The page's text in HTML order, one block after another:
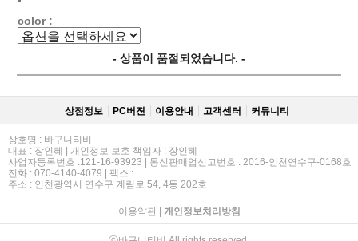
color :
- 상품이 품절되었습니다. -
상점정보 PC버젼 이용안내 고객센터 커뮤니티
상호명 : 바구니티비
대표 : 장인혜 | 개인정보 보호 책임자 : 장인혜
사업자등록번호 :121-16-93923 | 통신판매업신고번호 : 2016-인천연수구-0168호
전화 : 070-4140-4079 | 팩스 :
주소 : 인천광역시 연수구 계림로 54, 4동 202호
이용약관| 개인정보처리방침